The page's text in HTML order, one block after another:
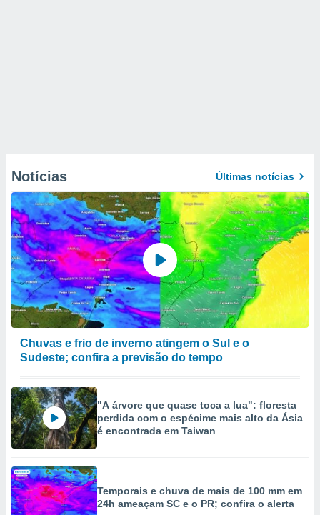
Notícias Últimas notícias
Chuvas e frio de inverno atingem o Sul e o
Sudeste; confira a previsão do tempo
"A árvore que quase toca a lua": floresta
perdida com o espécime mais alto da Ásia
é encontrada em Taiwan
Temporais e chuva de mais de 100 mm em
24h ameaçam SC e o PR; confira o alerta